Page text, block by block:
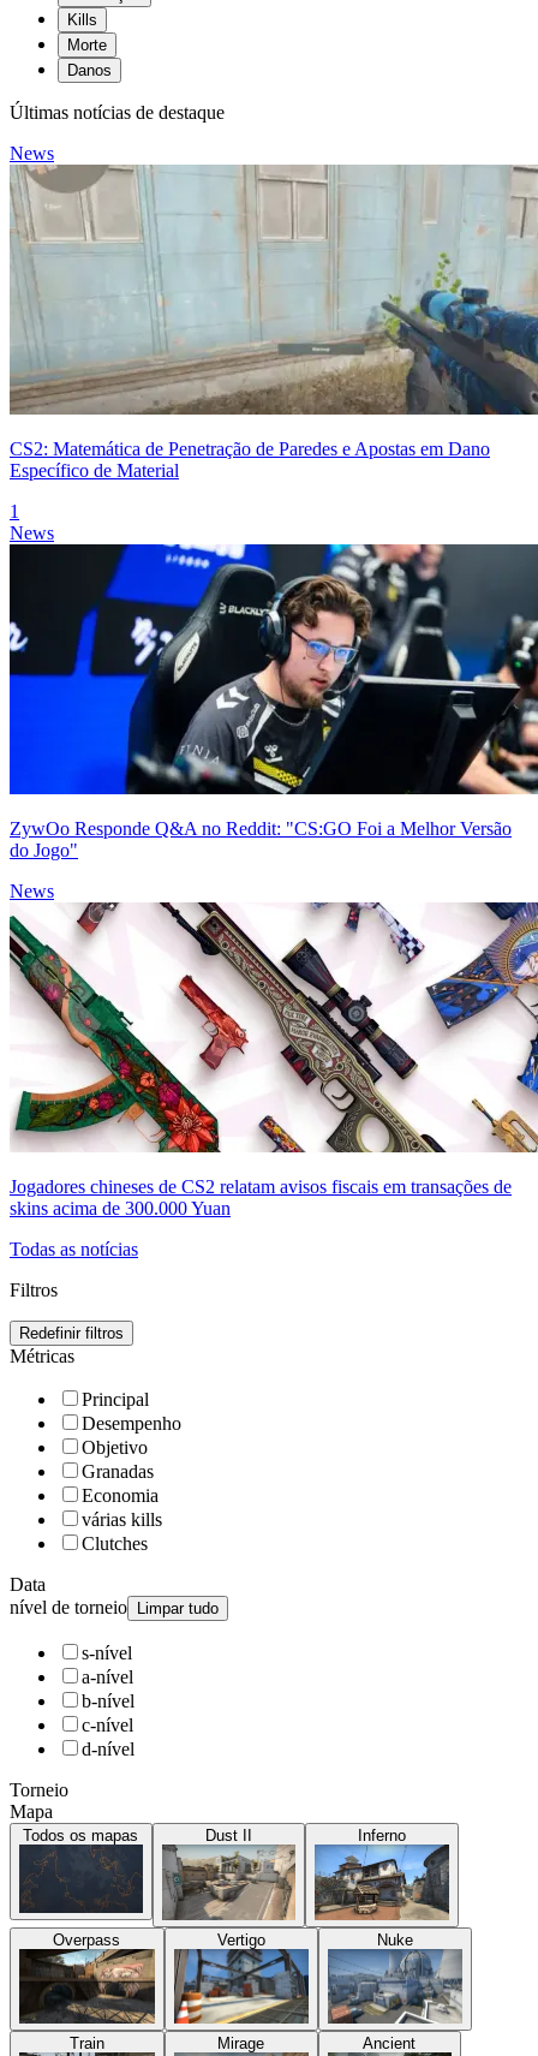
Kills
Morte
Danos
Últimas notícias de destaque
News
CS2: Matemática de Penetração de Paredes e Apostas em Dano
Específico de Material
1
News
ZywOo Responde Q&A no Reddit: "CS:GO Foi a Melhor Versão
do Jogo"
News
Jogadores chineses de CS2 relatam avisos fiscais em transações de
skins acima de 300.000 Yuan
Todas as notícias
Filtros
Redefinir filtros
Métricas
Principal
Desempenho
Objetivo
Granadas
Economia
várias kills
Clutches
Data
nível de torneio
Limpar tudo
s-nível
a-nível
b-nível
c-nível
d-nível
Torneio
Mapa
Todos os mapas Dust II Inferno
Overpass Vertigo Nuke
Train Mirage Ancient